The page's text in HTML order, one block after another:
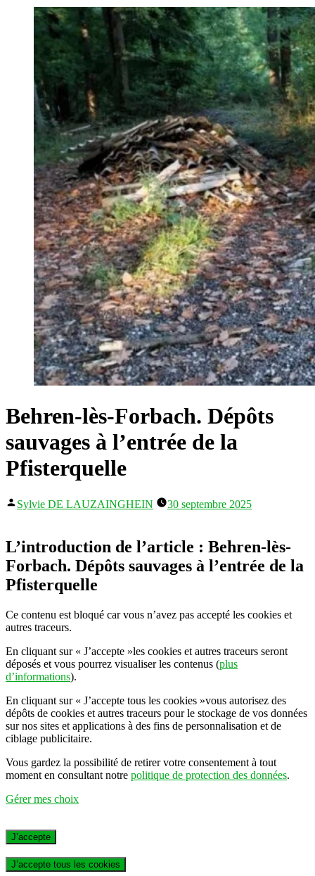
Behren-lès-Forbach. Dépôts
sauvages à l’entrée de la
Pfisterquelle
Publié
Sylvie DE LAUZAINGHEIN 30 septembre 2025
L’introduction de l’article : Behren-lès-
Forbach. Dépôts sauvages à l’entrée de la
Pfisterquelle
Ce contenu est bloqué car vous n’avez pas accepté les cookies et
autres traceurs.
En cliquant sur « J’accepte »les cookies et autres traceurs seront
déposés et vous pourrez visualiser les contenus (plus
d’informations).
En cliquant sur « J’accepte tous les cookies »vous autorisez des
dépôts de cookies et autres traceurs pour le stockage de vos données
sur nos sites et applications à des fins de personnalisation et de
ciblage publicitaire.
Vous gardez la possibilité de retirer votre consentement à tout
moment en consultant notre politique de protection des données.
Gérer mes choix
J’accepte
J’accepte tous les cookies